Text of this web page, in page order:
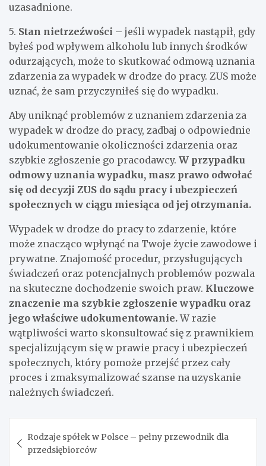
uzasadnione.
5. Stan nietrzeźwości – jeśli wypadek nastąpił, gdy
byłeś pod wpływem alkoholu lub innych środków
odurzających, może to skutkować odmową uznania
zdarzenia za wypadek w drodze do pracy. ZUS może
uznać, że sam przyczyniłeś się do wypadku.
Aby uniknąć problemów z uznaniem zdarzenia za
wypadek w drodze do pracy, zadbaj o odpowiednie
udokumentowanie okoliczności zdarzenia oraz
szybkie zgłoszenie go pracodawcy. W przypadku
odmowy uznania wypadku, masz prawo odwołać
się od decyzji ZUS do sądu pracy i ubezpieczeń
społecznych w ciągu miesiąca od jej otrzymania.
Wypadek w drodze do pracy to zdarzenie, które
może znacząco wpłynąć na Twoje życie zawodowe i
prywatne. Znajomość procedur, przysługujących
świadczeń oraz potencjalnych problemów pozwala
na skuteczne dochodzenie swoich praw. Kluczowe
znaczenie ma szybkie zgłoszenie wypadku oraz
jego właściwe udokumentowanie.W razie
wątpliwości warto skonsultować się z prawnikiem
specjalizującym się w prawie pracy i ubezpieczeń
społecznych, który pomoże przejść przez cały
proces i zmaksymalizować szanse na uzyskanie
należnych świadczeń.
wpisu
Rodzaje spółek w Polsce – pełny przewodnik dla
przedsiębiorców